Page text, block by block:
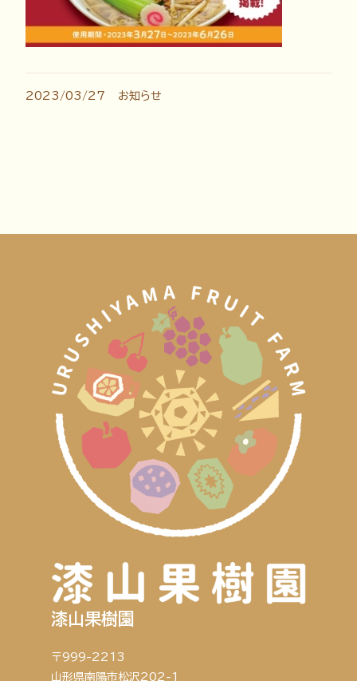
2023/03/27 お知らせ
漆山果樹園
〒999-2213
山形県南陽市松沢202-1